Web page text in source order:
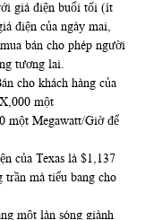
giá điện buổi tối (ít
điện của ngày mai,
bán cho phép người
tương lai.
cho khách hàng của
một
một Megawatt/Giờ để
của Texas là $1,137
mà tiểu bang cho
một làn sóng giành